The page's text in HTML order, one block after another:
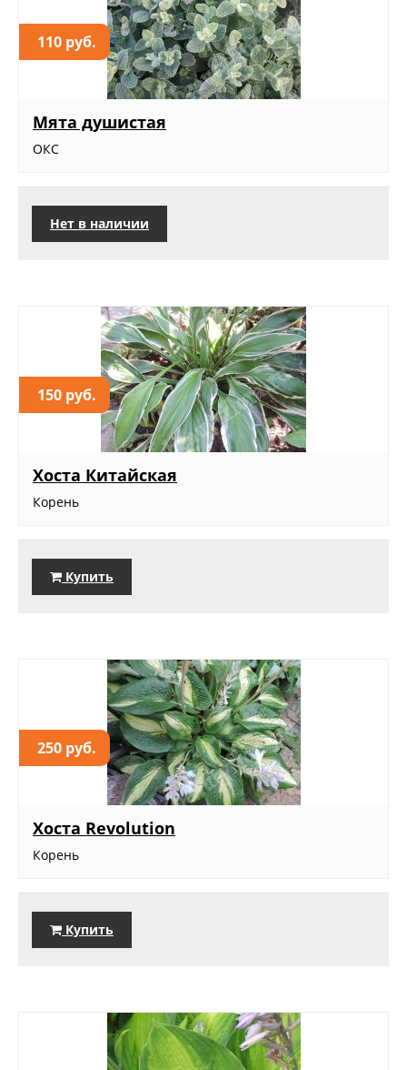
110 руб.
Мята душистая
ОКС
Нет в наличии
150 руб.
Хоста Китайская
Корень
Купить
250 руб.
Хоста Revolution
Корень
Купить